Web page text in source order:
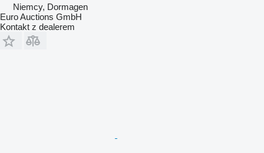
Niemcy, Dormagen
Euro Auctions GmbH
Kontakt z dealerem